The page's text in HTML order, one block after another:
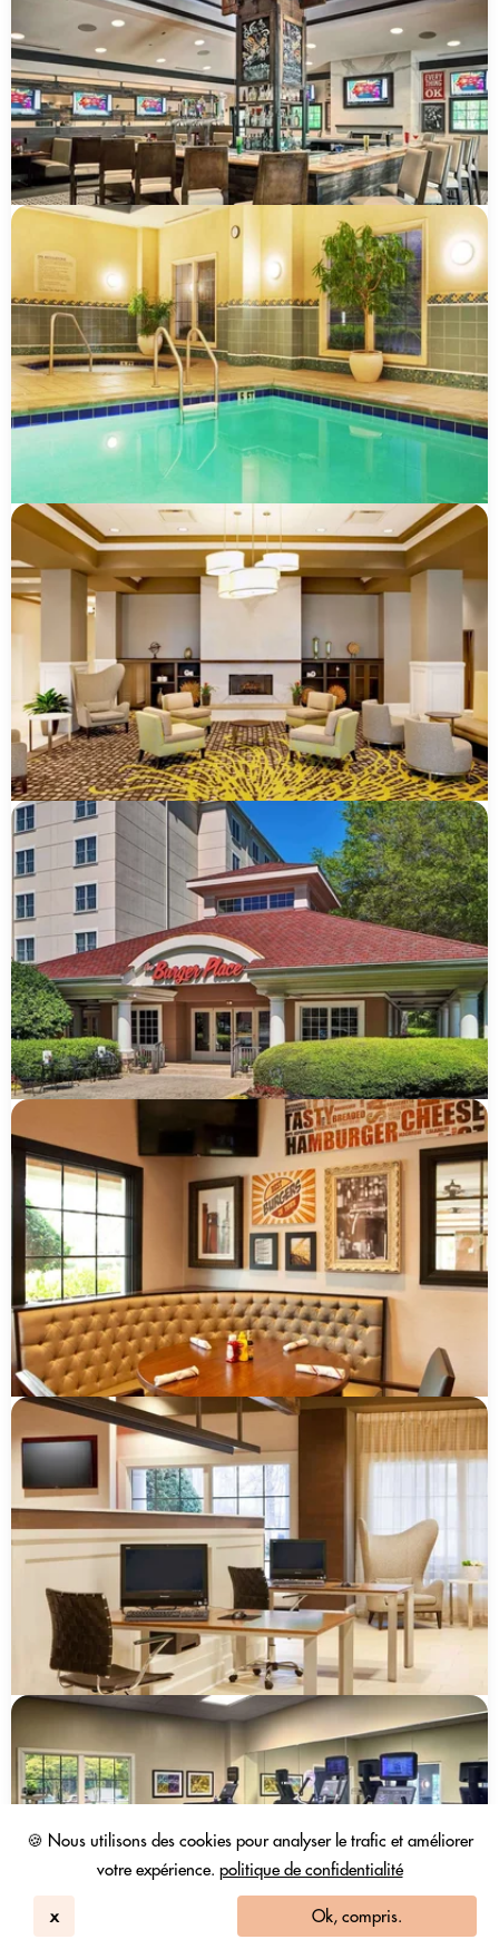
🍪 Nous utilisons des cookies pour analyser le trafic et améliorer
votre expérience. politique de confidentialité
x Ok, compris.